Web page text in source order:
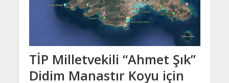
TİP Milletvekili “Ahmet Şık”
Didim Manastır Koyu için